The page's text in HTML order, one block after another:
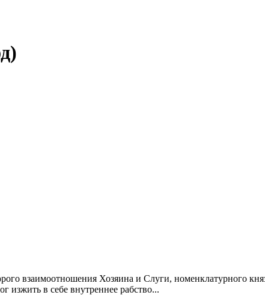
взаимоотношения Хозяина и Слуги, номенклатурного
изжить в себе внутреннее рабство...